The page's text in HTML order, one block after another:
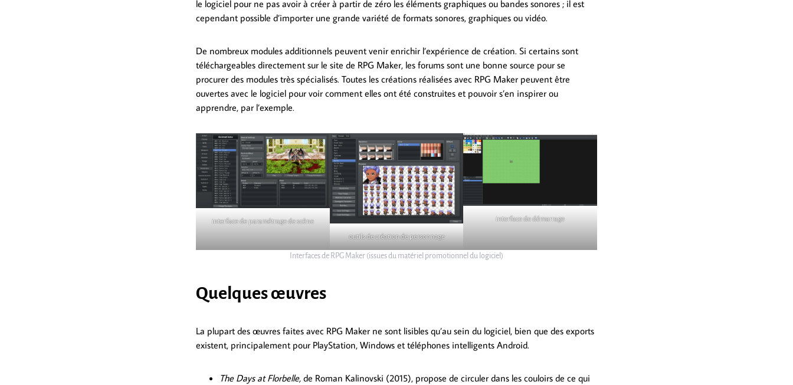
le logiciel pour ne pas avoir à créer à partir de zéro les éléments graphiques ou bandes sonores ; il est
cependant possible d’importer une grande variété de formats sonores, graphiques ou vidéo.
De nombreux modules additionnels peuvent venir enrichir l’expérience de création. Si certains sont
téléchargeables directement sur le site de RPG Maker, les forums sont une bonne source pour se
procurer des modules très spécialisés. Toutes les créations réalisées avec RPG Maker peuvent être
ouvertes avec le logiciel pour voir comment elles ont été construites et pouvoir s’en inspirer ou
apprendre, par l’exemple.
interface de paramétrage de scène
outils de création de personnage
interface de démarrage
Interfaces de RPG Maker (issues du matériel promotionnel du logiciel)
Quelques œuvres
La plupart des œuvres faites avec RPG Maker ne sont lisibles qu’au sein du logiciel, bien que des exports
existent, principalement pour PlayStation, Windows et téléphones intelligents Android.
The Days at Florbelle, de Roman Kalinovski (2015), propose de circuler dans les couloirs de ce qui